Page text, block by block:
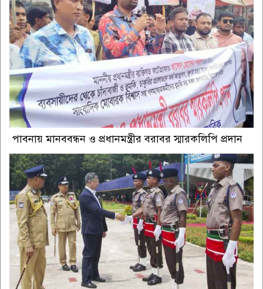
পাবনায় মানববন্ধন ও প্রধানমন্ত্রীর বরাবর স্মারকলিপি প্রদান